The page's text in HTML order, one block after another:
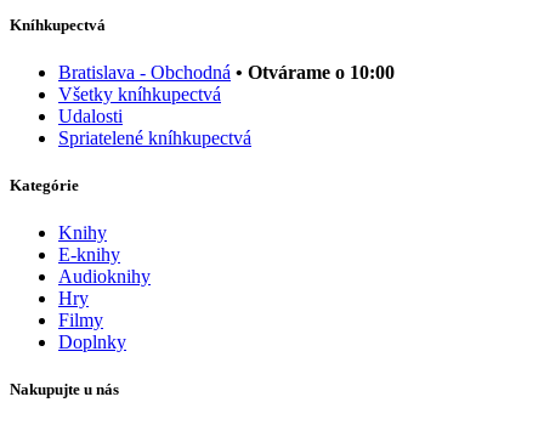
Kníhkupectvá
Bratislava - Obchodná • Otvárame o 10:00
Všetky kníhkupectvá
Udalosti
Spriatelené kníhkupectvá
Kategórie
Knihy
E-knihy
Audioknihy
Hry
Filmy
Doplnky
Nakupujte u nás